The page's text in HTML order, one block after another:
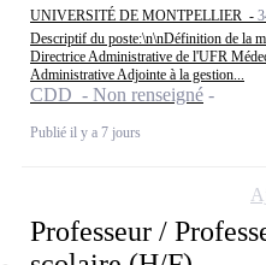
UNIVERSITÉ DE MONTPELLIER -
Descriptif du poste:\n\nDéfinition de la
Directrice Administrative de l'UFR
Administrative Adjointe à la gestion...
CDD - Non renseigné
Publié il y a 7 jours
Professeur /